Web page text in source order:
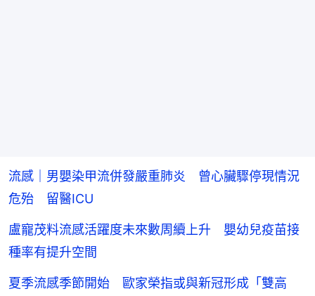
流感｜男嬰染甲流併發嚴重肺炎 曾心臟驟停現情況
危殆 留醫ICU
盧寵茂料流感活躍度未來數周續上升 嬰幼兒疫苗接
種率有提升空間
夏季流感季節開始 歐家榮指或與新冠形成「雙高